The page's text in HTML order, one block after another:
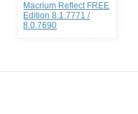
Macrium Reflect FREE
Edition 8.1.7771 /
8.0.7690